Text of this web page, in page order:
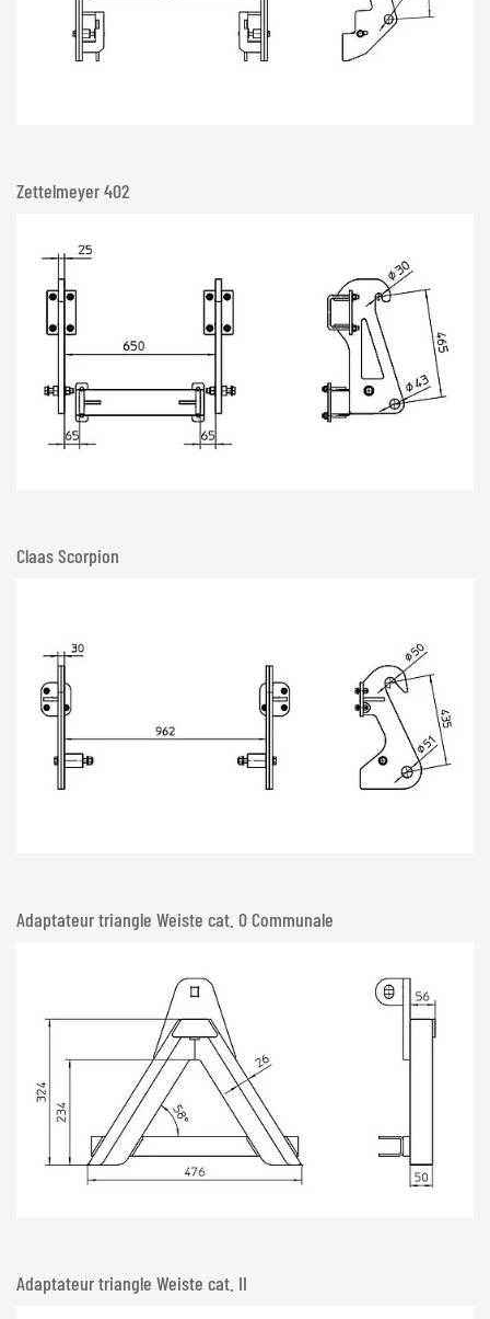
Zettelmeyer 402
Claas Scorpion
Adaptateur triangle Weiste cat. 0 Communale
Adaptateur triangle Weiste cat. II